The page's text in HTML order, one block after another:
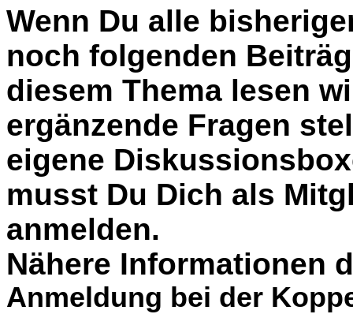
Wenn Du alle
noch folgenden
diesem Thema lesen
ergänzende Fragen
eigene
musst Du Dich als
anmelden.
Nähere Informationen
Anmeldung bei der